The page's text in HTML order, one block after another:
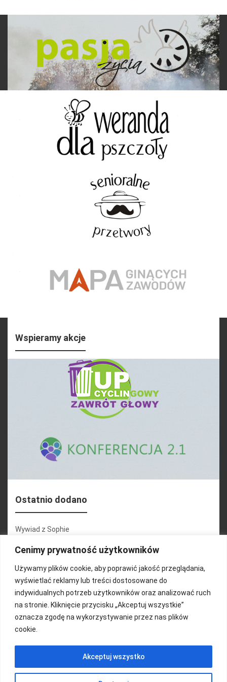
Cenimy prywatność użytkowników
Używamy plików cookie, aby poprawić jakość przeglądania,
wyświetlać reklamy lub treści dostosowane do
indywidualnych potrzeb użytkowników oraz analizować ruch
na stronie. Kliknięcie przycisku „Akceptuj wszystkie”
oznacza zgodę na wykorzystywanie przez nas plików
cookie.
Akceptuj wszystko
Wspieramy akcje
Ostatnio dodano
Wywiad z Sophie
Konferencja 2.1
Martyna Wojciechowska
Relacja zdjęciowa 25.09.2024r (cz.2)
Wywiady z uczestnikami
FUNDACJA KOLOROWO